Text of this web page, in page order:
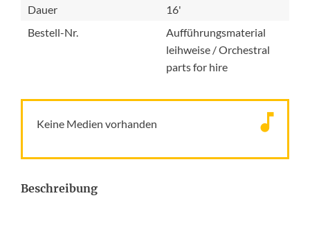
Dauer
16'
Bestell-Nr.
Aufführungsmaterial
leihweise / Orchestral
parts for hire
Keine Medien vorhanden
Beschreibung